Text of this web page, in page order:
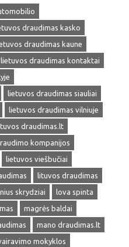
draudimas kasko
draudimas kaune
lietuvos draudimas kontaktai
lietuvos draudimas siauliai
lietuvos draudimas vilniuje
draudimas.lt
kompanijos
lietuvos viešbučiai
lituvos draudimas
skrydziai
lova spinta
magrės baldai
mano draudimas.lt
mokyklos